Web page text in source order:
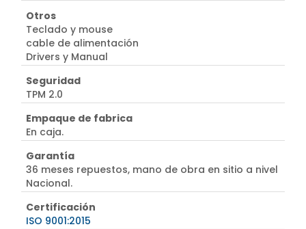
Otros
Teclado y mouse
cable de alimentación
Drivers y Manual
Seguridad
TPM 2.0
Empaque de fabrica
En caja.
Garantía
36 meses repuestos, mano de obra en sitio a nivel
Nacional.
Certificación
ISO 9001:2015